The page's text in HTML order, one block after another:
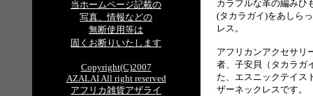
当ホームページ記載の
写真、情報などの
無断使用等は
固くお断りいたします
Copyright(C)2007
AZALAI All right reserved
アフリカ雑貨アザライ
カラフルな革の編みひ
(タカラガイ)をあしら
レス。
アフリカンアクセサリ
者、子安貝（タカラガ
た、エスニックテイス
ザーネックレスです。